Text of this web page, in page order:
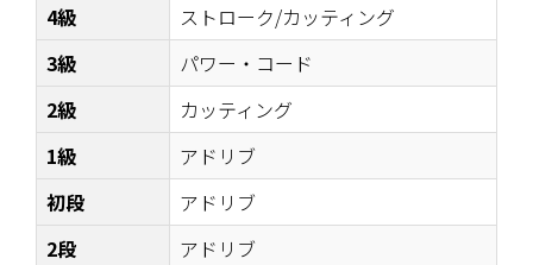
4級
ストローク/カッティング
3級
パワー・コード
2級
カッティング
1級
アドリブ
初段
アドリブ
2段
アドリブ